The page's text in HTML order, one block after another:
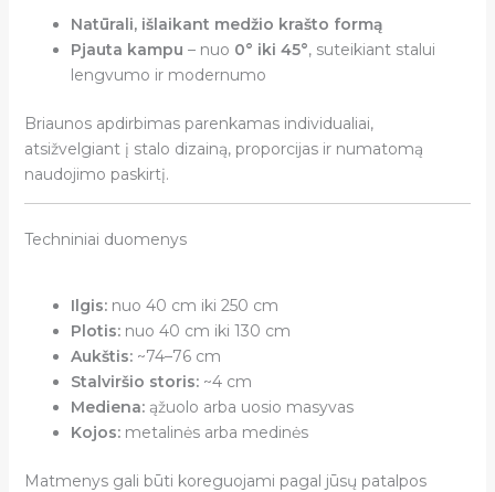
Natūrali, išlaikant medžio krašto formą
Pjauta kampu – nuo 0° iki 45°, suteikiant stalui
lengvumo ir modernumo
Briaunos apdirbimas parenkamas individualiai,
atsižvelgiant į stalo dizainą, proporcijas ir numatomą
naudojimo paskirtį.
Techniniai duomenys
Ilgis:nuo 40 cm iki 250 cm
Plotis:nuo 40 cm iki 130 cm
Aukštis:~74–76 cm
Stalviršio storis:~4 cm
Mediena:ąžuolo arba uosio masyvas
Kojos:metalinės arba medinės
Matmenys gali būti koreguojami pagal jūsų patalpos